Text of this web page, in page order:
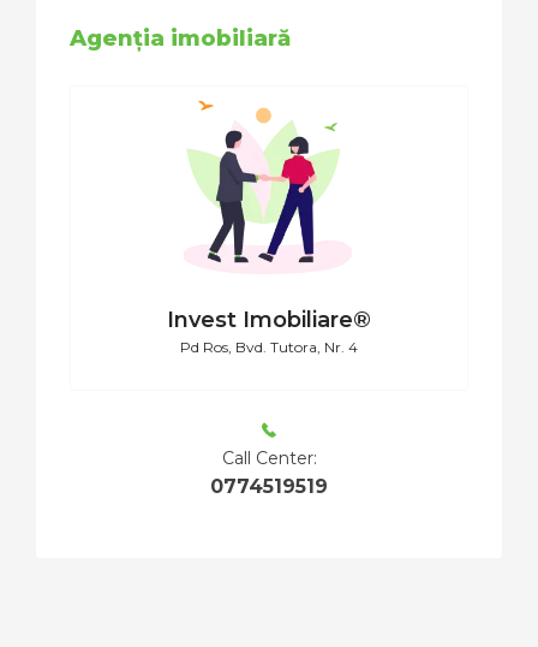
Agenția imobiliară
Invest Imobiliare®
Pd Ros, Bvd. Tutora, Nr. 4
Call Center:
0774519519